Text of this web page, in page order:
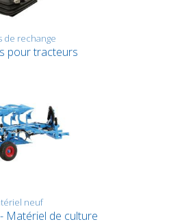
de rechange
pour tracteurs
neuf
Matériel de culture